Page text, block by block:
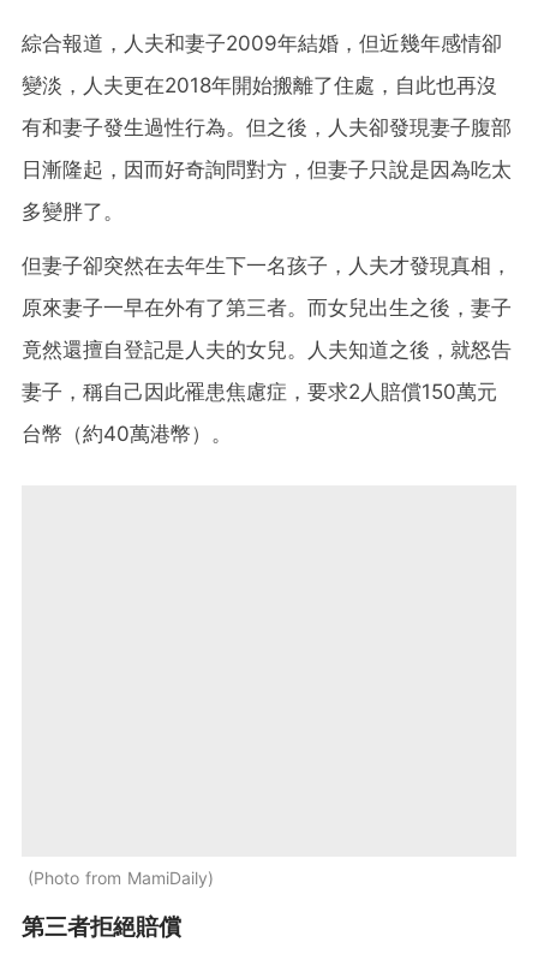
綜合報道，人夫和妻子2009年結婚，但近幾年感情卻
變淡，人夫更在2018年開始搬離了住處，自此也再沒
有和妻子發生過性行為。但之後，人夫卻發現妻子腹部
日漸隆起，因而好奇詢問對方，但妻子只說是因為吃太
多變胖了。
但妻子卻突然在去年生下一名孩子，人夫才發現真相，
原來妻子一早在外有了第三者。而女兒出生之後，妻子
竟然還擅自登記是人夫的女兒。人夫知道之後，就怒告
妻子，稱自己因此罹患焦慮症，要求2人賠償150萬元
台幣（約40萬港幣）。
Photo from MamiDaily
第三者拒絕賠償